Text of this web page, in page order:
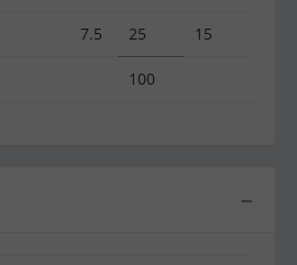
7.5 25 15
100
−